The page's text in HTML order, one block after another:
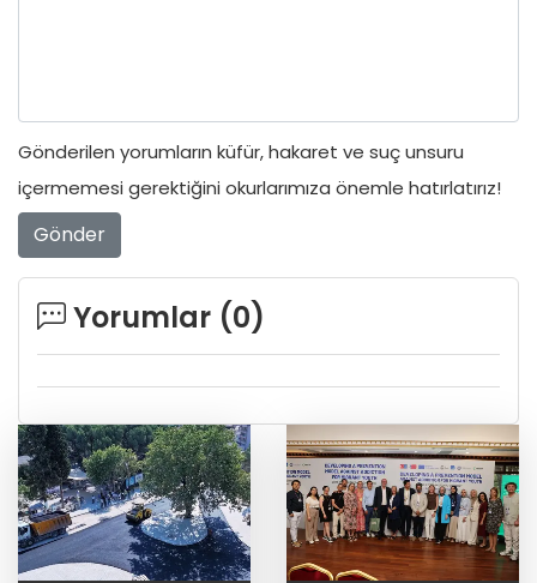
Gönderilen yorumların küfür, hakaret ve suç unsuru
içermemesi gerektiğini okurlarımıza önemle hatırlatırız!
Gönder
Yorumlar (0)